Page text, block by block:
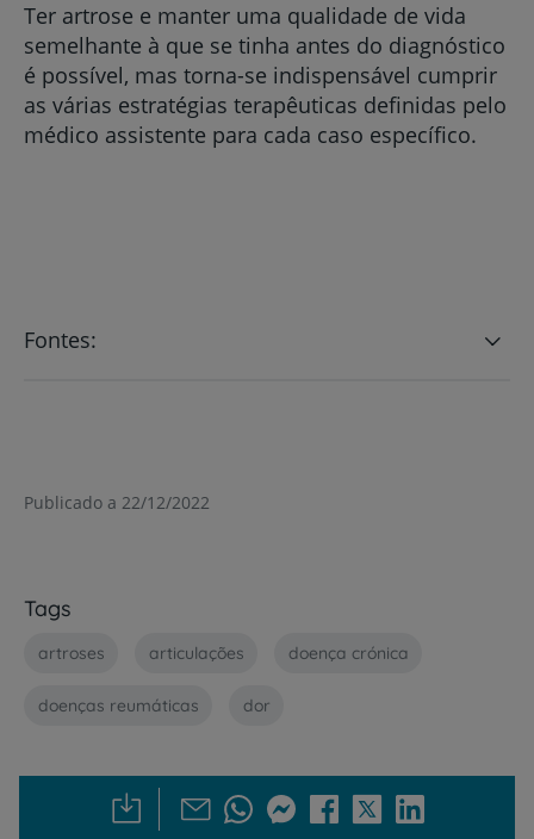
Ter artrose e manter uma qualidade de vida
semelhante à que se tinha antes do diagnóstico
é possível, mas torna-se indispensável cumprir
as várias estratégias terapêuticas definidas pelo
médico assistente para cada caso específico.
Fontes:
Publicado a 22/12/2022
Tags
artroses articulações doença crónica
doenças reumáticas dor